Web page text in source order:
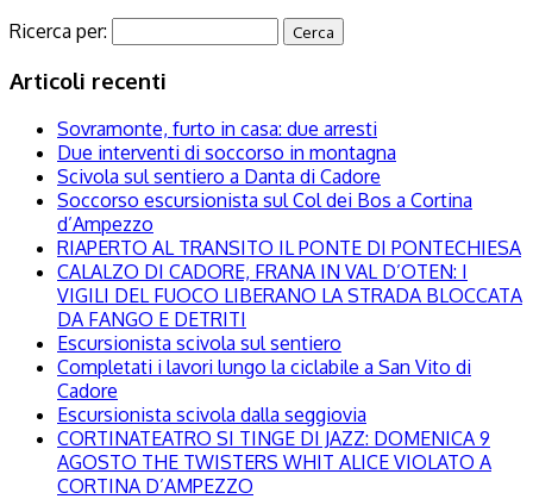
Ricerca per:
Articoli recenti
Sovramonte, furto in casa: due arresti
Due interventi di soccorso in montagna
Scivola sul sentiero a Danta di Cadore
Soccorso escursionista sul Col dei Bos a Cortina
d’Ampezzo
RIAPERTO AL TRANSITO IL PONTE DI PONTECHIESA
CALALZO DI CADORE, FRANA IN VAL D’OTEN: I
VIGILI DEL FUOCO LIBERANO LA STRADA BLOCCATA
DA FANGO E DETRITI
Escursionista scivola sul sentiero
Completati i lavori lungo la ciclabile a San Vito di
Cadore
Escursionista scivola dalla seggiovia
CORTINATEATRO SI TINGE DI JAZZ: DOMENICA 9
AGOSTO THE TWISTERS WHIT ALICE VIOLATO A
CORTINA D’AMPEZZO